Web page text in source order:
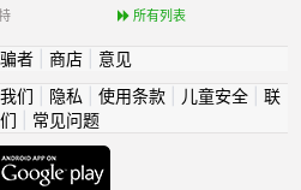
所有列表
者| 商店| 意见
们 隐私 使用条款| 儿童安全| 联
常见问题